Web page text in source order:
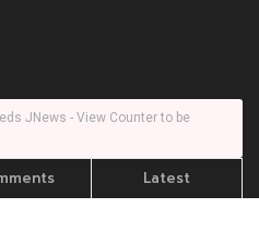
อามาใช้งานในเมืองเป็นหลักจะดี
วามสิ้นเปลืองจะไหวไหม !?
รถดีที่น่าใช้ แต่ก็มีบางสิ่งที่ยังไม่